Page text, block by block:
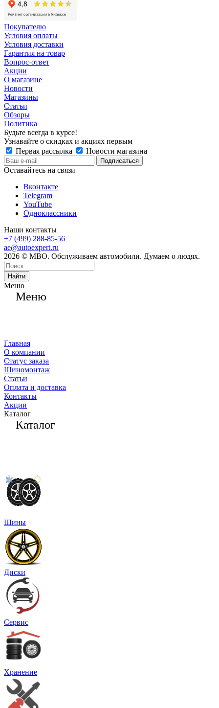
Покупателю
Условия оплаты
Условия доставки
Гарантия на товар
Вопрос-ответ
Акции
О магазине
Новости
Магазины
Статьи
Обзоры
Политика
Будьте всегда в курсе!
Узнавайте о скидках и акциях первым
Первая рассылка
Новости магазина
Оставайтесь на связи
Вконтакте
Telegram
YouTube
Одноклассники
Наши контакты
+7 (499) 288-85-56
ae@autoexpert.ru
2026 © МВО. Обслуживаем автомобили. Думаем о людях.
Найти
Меню
Меню
Главная
О компании
Статус заказа
Шиномонтаж
Статьи
Оплата и доставка
Контакты
Акции
Каталог
Каталог
Шины
Диски
Сервис
Хранение